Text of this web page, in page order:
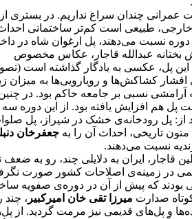
عمرانی چندان سراغ نداریم. در بستری از
طبیعی است کم‌تر ساختمانی
دوره نسبت می‌دهند، پل ارغوان شاه در
عبدالله قاجار، عکاس مخصوص
این پل، عکسی به یادگار گذاشته است
افشار کشاکش‌ها و رویارویی‌ها به میزان
آرامشی نسبی بر جامعه حاکم بود. در
پل هم افزایش یافته بود. از این دوره
از: پل رودخانه‌ی خشک در شیراز، پل
تاریخی، احداث آن را به جعفرخان
نسبت می‌دهند.
ایران به دلایلی چند، رو به ضعف
در زمینه‌ی اصلاحات کشور صورت
بودند که پیش از آن در دوره‌ی صفویه
صدارت میرزا تقی خان امیرکبیر ، چند
و پل‌های قدیمی نیز مرمت گردید. از